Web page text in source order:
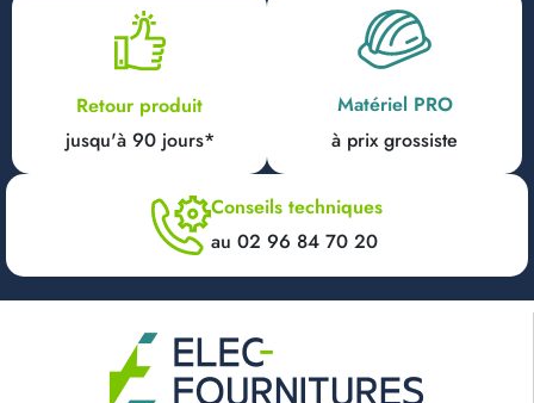
Retour produit
jusqu'à 90 jours*
Matériel PRO
à prix grossiste
Conseils techniques
au 02 96 84 70 20